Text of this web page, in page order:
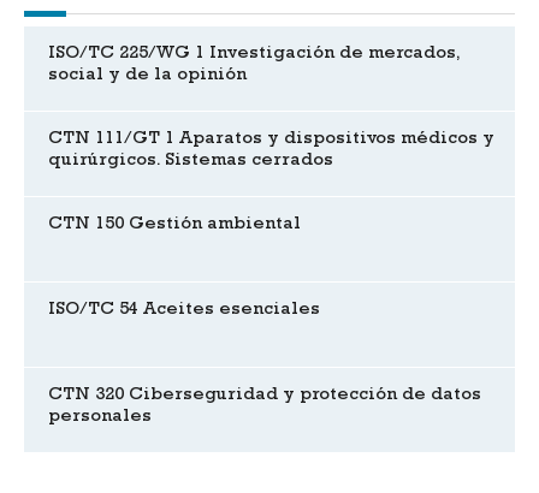
ISO/TC 225/WG 1 Investigación de mercados,
social y de la opinión
CTN 111/GT 1 Aparatos y dispositivos médicos y
quirúrgicos. Sistemas cerrados
CTN 150 Gestión ambiental
ISO/TC 54 Aceites esenciales
CTN 320 Ciberseguridad y protección de datos
personales